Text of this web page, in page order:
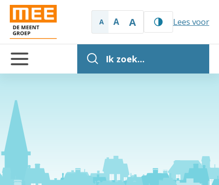
A A A Lees voor
Ik zoek...